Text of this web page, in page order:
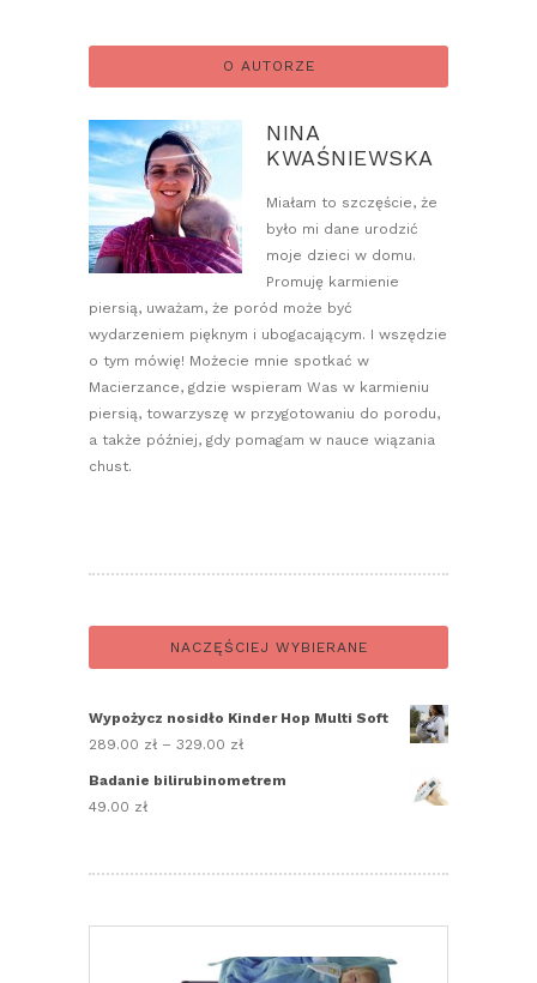
O AUTORZE
NINA
KWAŚNIEWSKA
Miałam to szczęście, że
było mi dane urodzić
moje dzieci w domu.
Promuję karmienie
piersią, uważam, że poród może być
wydarzeniem pięknym i ubogacającym. I wszędzie
o tym mówię! Możecie mnie spotkać w
Macierzance, gdzie wspieram Was w karmieniu
piersią, towarzyszę w przygotowaniu do porodu,
a także później, gdy pomagam w nauce wiązania
chust.
NACZĘŚCIEJ WYBIERANE
Wypożycz nosidło Kinder Hop Multi Soft
289.00 zł – 329.00 zł
329.00 zł
Badanie bilirubinometrem
49.00 zł